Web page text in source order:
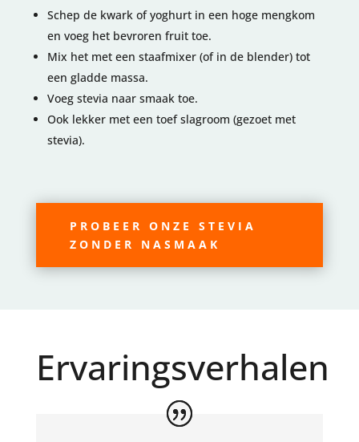
Schep de kwark of yoghurt in een hoge mengkom
en voeg het bevroren fruit toe.
Mix het met een staafmixer (of in de blender) tot
een gladde massa.
Voeg stevia naar smaak toe.
Ook lekker met een toef slagroom (gezoet met
stevia).
PROBEER ONZE STEVIA
ZONDER NASMAAK
Ervaringsverhalen